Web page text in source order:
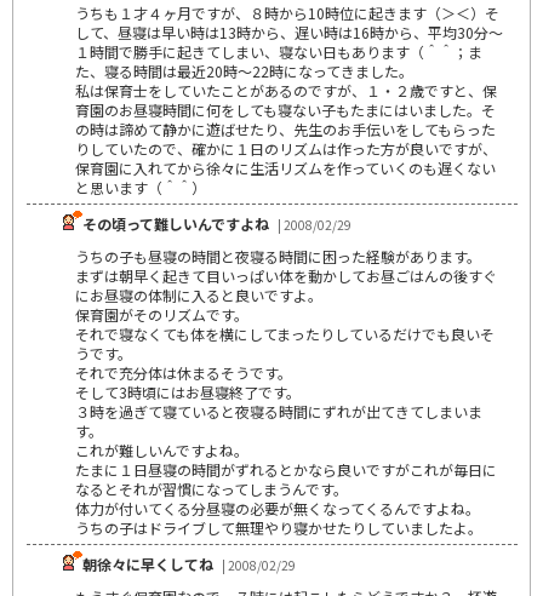
うちも１才４ヶ月ですが、８時から10時位に起きます（＞＜）そ
して、昼寝は早い時は13時から、遅い時は16時から、平均30分～
１時間で勝手に起きてしまい、寝ない日もあります（＾＾；ま
た、寝る時間は最近20時～22時になってきました。
私は保育士をしていたことがあるのですが、１・２歳ですと、保
育園のお昼寝時間に何をしても寝ない子もたまにはいました。そ
の時は諦めて静かに遊ばせたり、先生のお手伝いをしてもらった
りしていたので、確かに１日のリズムは作った方が良いですが、
保育園に入れてから徐々に生活リズムを作っていくのも遅くない
と思います（＾＾）
その頃って難しいんですよね | 2008/02/29
うちの子も昼寝の時間と夜寝る時間に困った経験があります。
まずは朝早く起きて目いっぱい体を動かしてお昼ごはんの後すぐ
にお昼寝の体制に入ると良いですよ。
保育園がそのリズムです。
それで寝なくても体を横にしてまったりしているだけでも良いそ
うです。
それで充分体は休まるそうです。
そして3時頃にはお昼寝終了です。
３時を過ぎて寝ていると夜寝る時間にずれが出てきてしまいま
す。
これが難しいんですよね。
たまに１日昼寝の時間がずれるとかなら良いですがこれが毎日に
なるとそれが習慣になってしまうんです。
体力が付いてくる分昼寝の必要が無くなってくるんですよね。
うちの子はドライブして無理やり寝かせたりしていましたよ。
朝徐々に早くしてね | 2008/02/29